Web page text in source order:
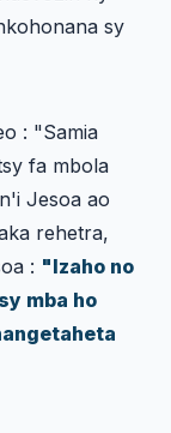
sy
: "Samia
fa mbola
Jesoa ao
rehetra,
: "Izaho no
mba ho